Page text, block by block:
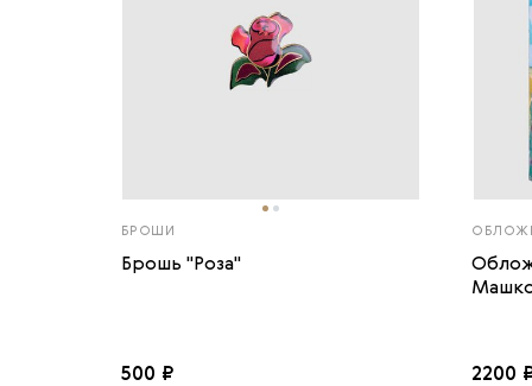
БРОШИ
Брошь "Роза"
500 ₽ 2200